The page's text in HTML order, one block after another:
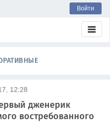
Войти
12:28
дженерик
востребованного